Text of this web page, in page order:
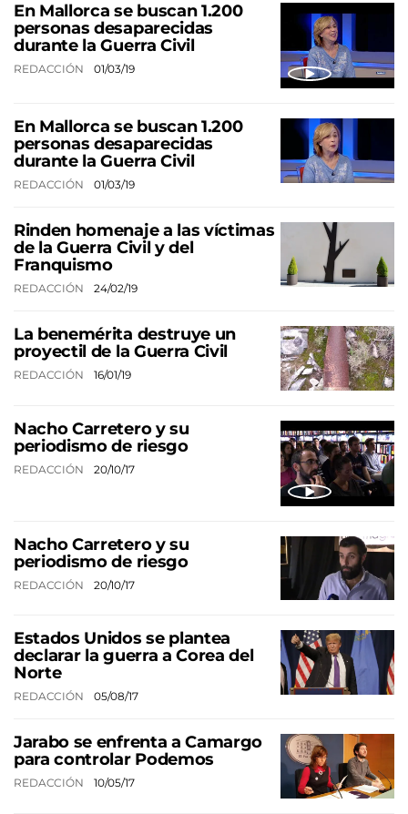
En Mallorca se buscan 1.200
personas desaparecidas
durante la Guerra Civil
REDACCIÓN 01/03/19
En Mallorca se buscan 1.200
personas desaparecidas
durante la Guerra Civil
REDACCIÓN 01/03/19
Rinden homenaje a las víctimas
de la Guerra Civil y del
Franquismo
REDACCIÓN 24/02/19
La benemérita destruye un
proyectil de la Guerra Civil
REDACCIÓN 16/01/19
Nacho Carretero y su
periodismo de riesgo
REDACCIÓN 20/10/17
Nacho Carretero y su
periodismo de riesgo
REDACCIÓN 20/10/17
Estados Unidos se plantea
declarar la guerra a Corea del
Norte
REDACCIÓN 05/08/17
Jarabo se enfrenta a Camargo
para controlar Podemos
REDACCIÓN 10/05/17